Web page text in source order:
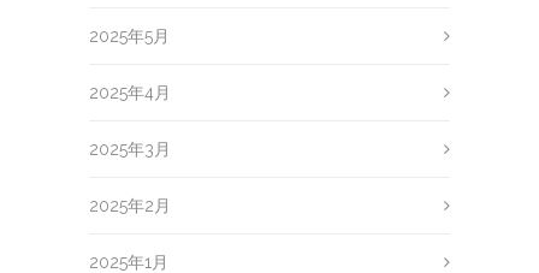
2025年5月
2025年4月
2025年3月
2025年2月
2025年1月